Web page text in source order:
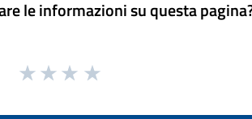
le informazioni su questa